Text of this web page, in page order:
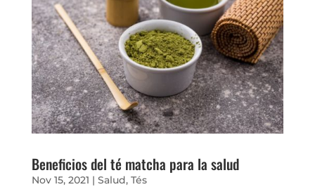
Beneficios del té matcha para la salud
Nov 15, 2021 | Salud, Tés